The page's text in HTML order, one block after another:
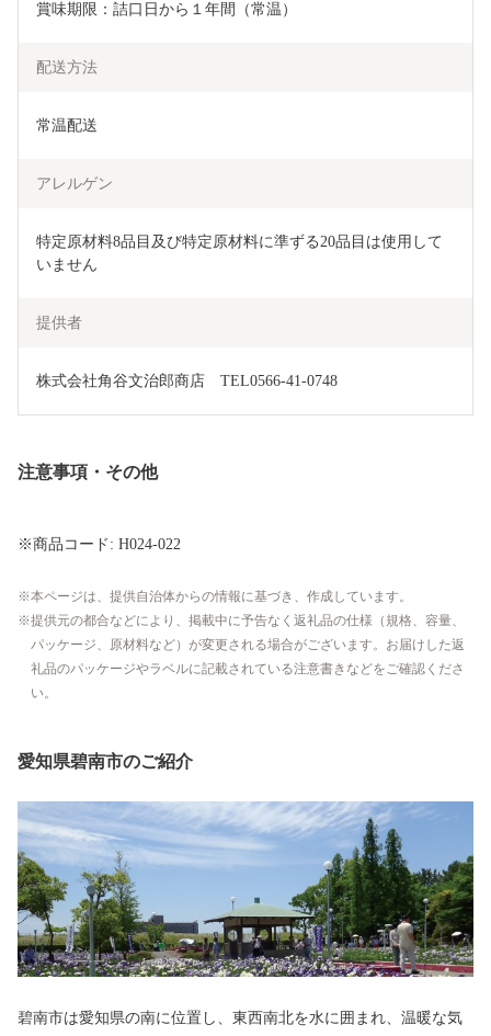
賞味期限：詰口日から１年間（常温）
配送方法
常温配送
アレルゲン
特定原材料8品目及び特定原材料に準ずる20品目は使用して
いません
提供者
株式会社角谷文治郎商店　TEL0566-41-0748
注意事項・その他
※商品コード: H024-022
本ページは、提供自治体からの情報に基づき、作成しています。
提供元の都合などにより、掲載中に予告なく返礼品の仕様（規格、容量、
パッケージ、原材料など）が変更される場合がございます。お届けした返
礼品のパッケージやラベルに記載されている注意書きなどをご確認くださ
い。
愛知県碧南市のご紹介
碧南市は愛知県の南に位置し、東西南北を水に囲まれ、温暖な気